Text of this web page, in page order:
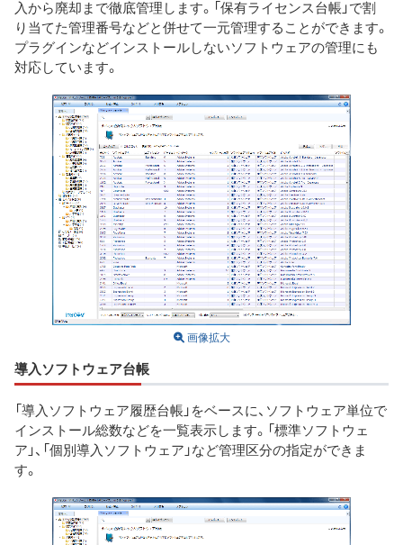
入から廃却まで徹底管理します。「保有ライセンス台帳」で割
り当てた管理番号などと併せて一元管理することができます。
プラグインなどインストールしないソフトウェアの管理にも
対応しています。
画像拡大
導入ソフトウェア台帳
「導入ソフトウェア履歴台帳」をベースに、ソフトウェア単位で
インストール総数などを一覧表示します。「標準ソフトウェ
ア」、「個別導入ソフトウェア」など管理区分の指定ができま
す。